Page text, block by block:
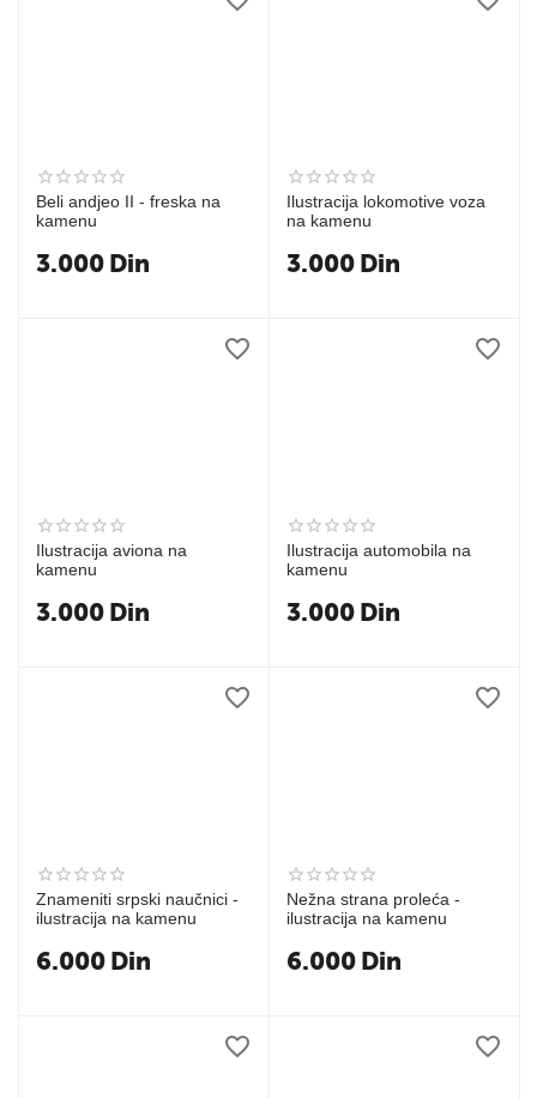
Beli andjeo II - freska na
kamenu
3.000 Din
Ilustracija lokomotive voza
na kamenu
3.000 Din
Ilustracija aviona na
kamenu
3.000 Din
Ilustracija automobila na
kamenu
3.000 Din
Znameniti srpski naučnici -
ilustracija na kamenu
6.000 Din
Nežna strana proleća -
ilustracija na kamenu
6.000 Din